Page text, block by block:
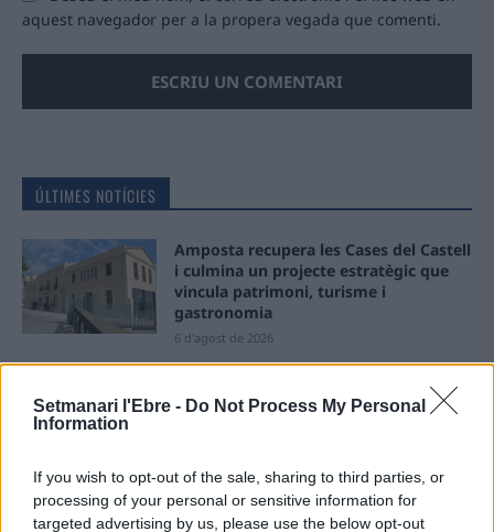
Setmanari l'Ebre - Do Not Process My Personal
Information
If you wish to opt-out of the sale, sharing to third parties, or
processing of your personal or sensitive information for
targeted advertising by us, please use the below opt-out
aquest navegador per a la propera vegada que comenti.
ÚLTIMES NOTÍCIES
Amposta recupera les Cases del Castell
i culmina un projecte estratègic que
vincula patrimoni, turisme i
gastronomia
6 d'agost de 2026
Els vestits de paper guanyen força
enguany amb més modistes i gairebé
“L’eclipsi serà una oportunitat també